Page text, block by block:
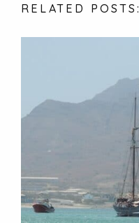
RELATED POSTS: